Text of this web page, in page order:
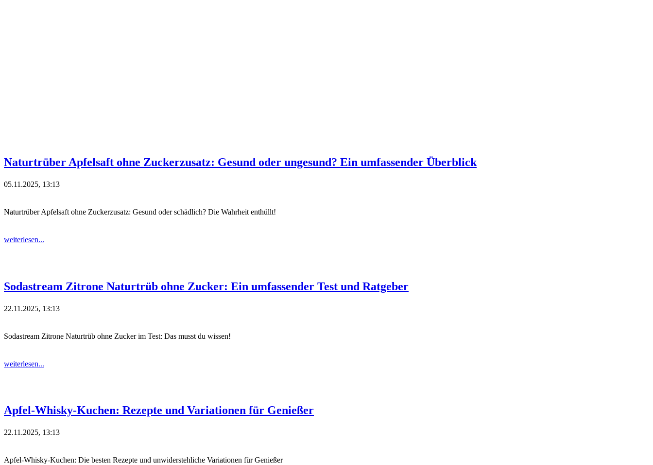
Naturtrüber Apfelsaft ohne Zuckerzusatz: Gesund oder ungesund? Ein umfassender Überblick
05.11.2025, 13:13
Naturtrüber Apfelsaft ohne Zuckerzusatz: Gesund oder schädlich? Die Wahrheit enthüllt!
weiterlesen...
Sodastream Zitrone Naturtrüb ohne Zucker: Ein umfassender Test und Ratgeber
22.11.2025, 13:13
Sodastream Zitrone Naturtrüb ohne Zucker im Test: Das musst du wissen!
weiterlesen...
Apfel-Whisky-Kuchen: Rezepte und Variationen für Genießer
22.11.2025, 13:13
Apfel-Whisky-Kuchen: Die besten Rezepte und unwiderstehliche Variationen für Genießer